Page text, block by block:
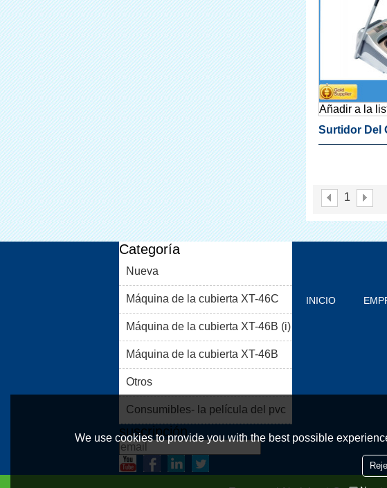
Añadir a la
Surtidor Del
1
Categoría
Nueva
Máquina de la cubierta XT-46C
Máquina de la cubierta XT-46B (i)
Máquina de la cubierta XT-46B
(II)
Otros
Consumibles- la película del pvc
suscripción
INICIO
We use cookies to provide you with the best possible